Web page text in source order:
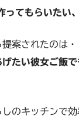
ってもらいたい
案されたのは・
たい彼女ご飯で
のキッチンで